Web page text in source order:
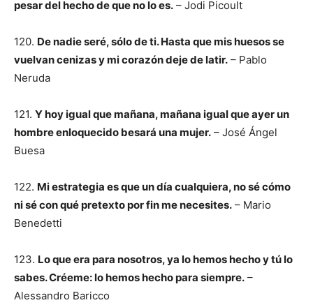
pesar del hecho de que no lo es. – Jodi Picoult
120. De nadie seré, sólo de ti. Hasta que mis huesos se
vuelvan cenizas y mi corazón deje de latir. – Pablo
Neruda
121. Y hoy igual que mañana, mañana igual que ayer un
hombre enloquecido besará una mujer. – José Ángel
Buesa
122. Mi estrategia es que un día cualquiera, no sé cómo
ni sé con qué pretexto por fin me necesites. – Mario
Benedetti
123. Lo que era para nosotros, ya lo hemos hecho y tú lo
sabes. Créeme: lo hemos hecho para siempre. –
Alessandro Baricco